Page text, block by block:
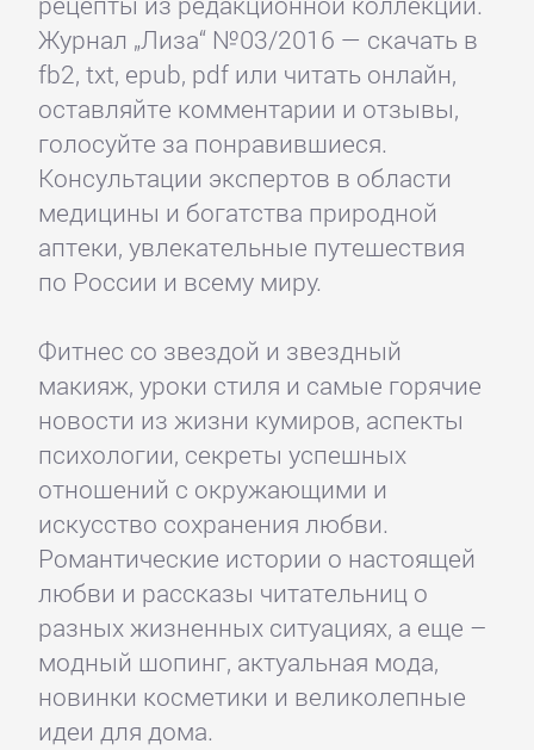
Журнал „Лиза“ №03/2016 — скачать в
fb2, txt, epub, pdf или читать онлайн,
оставляйте комментарии и отзывы,
голосуйте за понравившиеся.
Консультации экспертов в области
медицины и богатства природной
аптеки, увлекательные путешествия
по России и всему миру.
Фитнес со звездой и звездный
макияж, уроки стиля и самые горячие
новости из жизни кумиров, аспекты
психологии, секреты успешных
отношений с окружающими и
искусство сохранения любви.
Романтические истории о настоящей
любви и рассказы читательниц о
разных жизненных ситуациях, а еще –
модный шопинг, актуальная мода,
новинки косметики и великолепные
идеи для дома.